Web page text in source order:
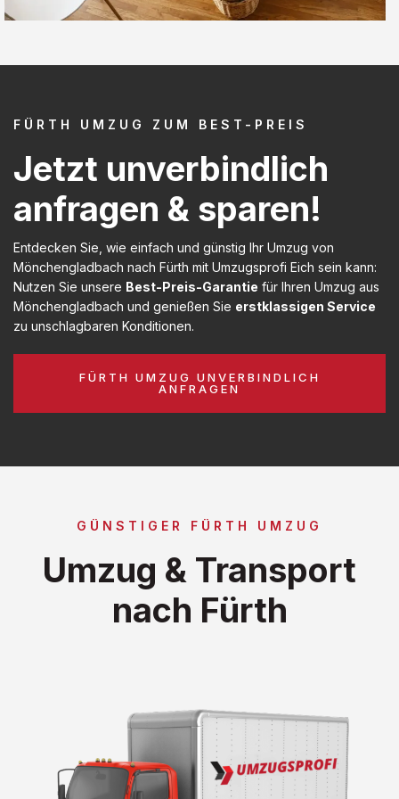
FÜRTH UMZUG ZUM BEST-PREIS
Jetzt unverbindlich
anfragen & sparen!
Entdecken Sie, wie einfach und günstig Ihr Umzug von
Mönchengladbach nach Fürth mit Umzugsprofi Eich sein kann:
Nutzen Sie unsere Best-Preis-Garantie für Ihren Umzug aus
Mönchengladbach und genießen Sie erstklassigen Service
zu unschlagbaren Konditionen.
FÜRTH UMZUG UNVERBINDLICH
ANFRAGEN
GÜNSTIGER FÜRTH UMZUG
Umzug & Transport
nach Fürth